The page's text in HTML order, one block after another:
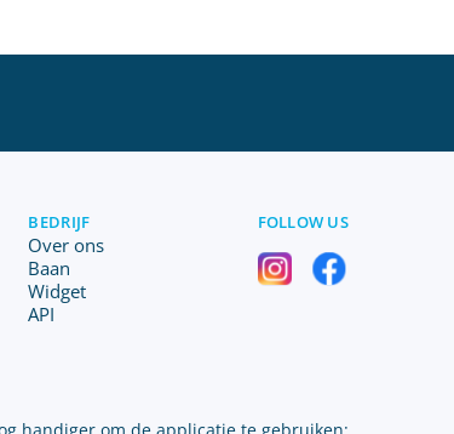
BEDRIJF
Over ons
Baan
Widget
API
FOLLOW US